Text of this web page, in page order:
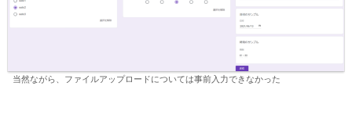
当然ながら、ファイルアップロードについては事前入力できなかった